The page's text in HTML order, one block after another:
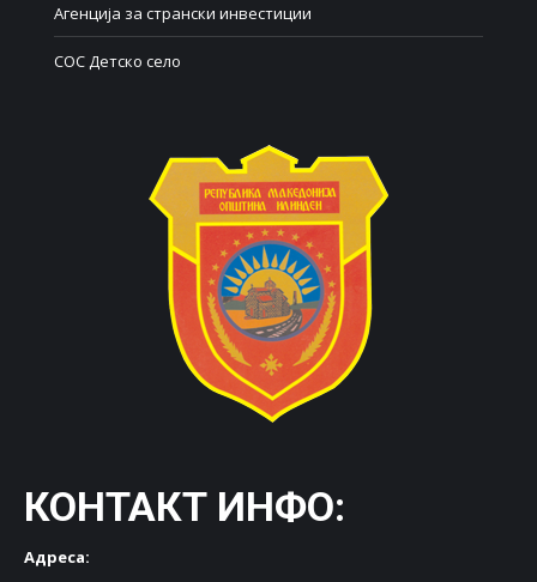
Агенција за странски инвестиции
СОС Детско село
КОНТАКТ ИНФО:
Адреса: